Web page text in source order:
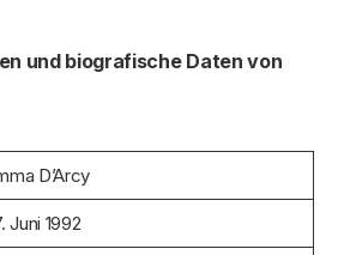
und biografische Daten von
D’Arcy
Juni 1992